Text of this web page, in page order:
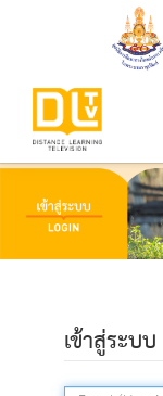
เข้าสู่ระบบ